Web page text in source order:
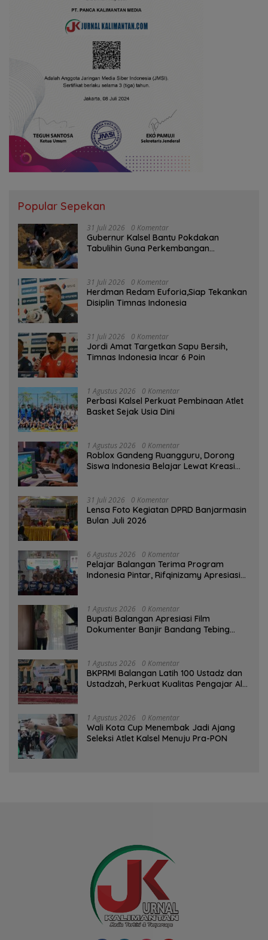
Popular Sepekan
31 Juli 2026 0 Komentar
Gubernur Kalsel Bantu Pokdakan
Tabulihin Guna Perkembangan
31 Juli 2026 0 Komentar
Herdman Redam Euforia,Siap Tekankan
Disiplin Timnas Indonesia
31 Juli 2026 0 Komentar
Jordi Amat Targetkan Sapu Bersih,
Timnas Indonesia Incar 6 Poin
1 Agustus 2026 0 Komentar
Perbasi Kalsel Perkuat Pembinaan Atlet
Basket Sejak Usia Dini
1 Agustus 2026 0 Komentar
Roblox Gandeng Ruangguru, Dorong
Siswa Indonesia Belajar Lewat Kreasi
31 Juli 2026 0 Komentar
Lensa Foto Kegiatan DPRD Banjarmasin
Bulan Juli 2026
6 Agustus 2026 0 Komentar
Pelajar Balangan Terima Program
Indonesia Pintar, Rifqinizamy Apresiasi
1 Agustus 2026 0 Komentar
Bupati Balangan Apresiasi Film
Dokumenter Banjir Bandang Tebing
1 Agustus 2026 0 Komentar
BKPRMI Balangan Latih 100 Ustadz dan
Ustadzah, Perkuat Kualitas Pengajar Al-
1 Agustus 2026 0 Komentar
Wali Kota Cup Menembak Jadi Ajang
Seleksi Atlet Kalsel Menuju Pra-PON